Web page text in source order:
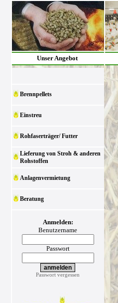
Unser Angebot
Brennpellets
Einstreu
Rohfaserträger/ Futter
Lieferung von Stroh & anderen
Rohstoffen
Anlagenvermietung
Beratung
Anmelden:
Benutzername
Passwort
Passwort vergessen